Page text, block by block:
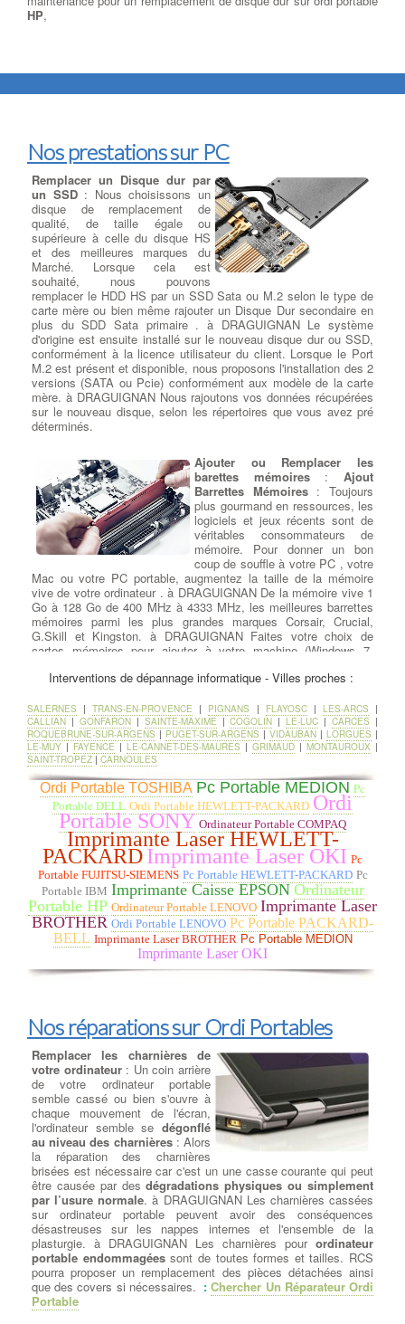
HP,
Nos prestations sur PC
Remplacer un Disque dur par
un SSD: Nous choisissons un
disque de remplacement de
qualité, de taille égale ou
supérieure à celle du disque HS
et des meilleures marques du
Marché. Lorsque cela est
souhaité, nous pouvons
remplacer le HDD HS par un SSD Sata ou M.2 selon le type de
carte mère ou bien même rajouter un Disque Dur secondaire en
plus du SDD Sata primaire . à DRAGUIGNAN Le système
d'origine est ensuite installé sur le nouveau disque dur ou SSD,
conformément à la licence utilisateur du client. Lorsque le Port
M.2 est présent et disponible, nous proposons l'installation des 2
versions (SATA ou Pcie) conformément aux modèle de la carte
mère. à DRAGUIGNAN Nous rajoutons vos données récupérées
sur le nouveau disque, selon les répertoires que vous avez pré
déterminés.
Ajouter ou Remplacer les
barettes mémoires:Ajout
Barrettes Mémoires : Toujours
plus gourmand en ressources, les
logiciels et jeux récents sont de
véritables consommateurs de
mémoire. Pour donner un bon
coup de souffle à votre PC , votre
Mac ou votre PC portable, augmentez la taille de la mémoire
vive de votre ordinateur . à DRAGUIGNAN De la mémoire vive 1
Go à 128 Go de 400 MHz à 4333 MHz, les meilleures barrettes
mémoires parmi les plus grandes marques Corsair, Crucial,
G.Skill et Kingston. à DRAGUIGNAN Faites votre choix de
cartes mémoires pour ajouter à votre machine (Windows 7,
DDR2, DDR3 ou DDR4.
Remplacer un ventilateur pour
CPU Ventirad:Changement
Ventilation et Thermique:
Souvent, un ventilateur
commencera à émettre d'étranges
bruits de grincement ou des
vibrations en vitesse de pointe.
Parfois, il n'y a aucun
avertissement et un ventilateur s'arrête silencieusement. Si l'un
des ventilateurs s'est arrêté, vérifiez qu'il est connecté. à
DRAGUIGNAN Si le ventilateur est connecté et ne tourne
toujours pas, il doit être remplacé. Le ventilateur d'évacuation est
monté à l'arrière du boîtier pour évacuer l'air chaud. Les
ventilateurs d'extraction peuvent également être montés sur le
dessus du boîtier, tandis que les ventilateurs d'admission sont
généralement montés sur le devant ou sur les côtés. à
DRAGUIGNAN Si tous les ventilateurs de votre système
fonctionnent, mais que le système fonctionne à chaud ou est
instable, vous pouvez ajouter d'autres ventilateurs. Si votre
Suppression de virus et logiciels
malveillants
Nettoyage de votre ordinateur -
Virus et Malware:Qu'est-ce
qu'un virus informatique ?
virus informatique est un
programme sournois qui
endommage votre ordinateur sans
votre permission, provoquant des
modifications indésirables et
nuisibles. Communément appelé 'malware',il s'agit d'un
logiciel malveillant. à DRAGUIGNAN Éliminer les virus et les
malwares peut être problématique en fonction du type de fichier
téléchargé, de la durée de l'infection et des actions ultérieures
entreprises par l'utilisateur. à DRAGUIGNAN Dans la plupart des
cas, notre équipe est en mesure derestaurer le système
d'exploitation de votre ordinateur
Interventions de dépannage informatique - Villes proches :
SALERNES |TRANS-EN-PROVENCE | PIGNANS | FLAYOSC| LES-ARCS |
CALLIAN | GONFARON| SAINTE-MAXIME |COGOLIN |LE-LUC |CARCES |
ROQUEBRUNE-SUR-ARGENS | PUGET-SUR-ARGENS | VIDAUBAN | LORGUES |
LE-MUY | FAYENCE | LE-CANNET-DES-MAURES | GRIMAUD | MONTAUROUX |
SAINT-TROPEZ | CARNOULES
Ordi Portable TOSHIBA Pc Portable MEDION Pc
Portable DELL Ordi Portable HEWLETT-PACKARD Ordi
Portable SONY Ordinateur Portable COMPAQ
Imprimante Laser HEWLETT-
PACKARDImprimante Laser OKI Pc
Portable FUJITSU-SIEMENS Pc Portable HEWLETT-PACKARD Pc
Portable IBM Imprimante Caisse EPSON Ordinateur
Portable HP Ordinateur Portable LENOVO Imprimante Laser
BROTHER Ordi Portable LENOVO Pc Portable PACKARD-
BELL Imprimante Laser BROTHER Pc Portable MEDION
Imprimante Laser OKI
Nos réparations sur Ordi Portables
Remplacer les charnières de
votre ordinateur: Un coin arrière
de votre ordinateur portable
semble cassé ou bien s'ouvre à
chaque mouvement de l'écran,
l'ordinateur semble se dégonflé
au niveau des charnières: Alors
la réparation des charnières
brisées est nécessaire car c'est un une casse courante qui peut
être causée par desdégradations physiques ou simplement
par l’usure normale. à DRAGUIGNAN Les charnières cassées
sur ordinateur portable peuvent avoir des conséquences
désastreuses sur les nappes internes et l'ensemble de la
plasturgie. à DRAGUIGNAN Les charnières pour ordinateur
portable endommagéessont de toutes formes et tailles. RCS
pourra proposer un remplacement des pièces détachées ainsi
que des covers si nécessaires. :Chercher Un Réparateur Ordi
Portable